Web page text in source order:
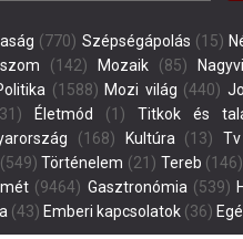
(770) Szépségápolás (15)
(142) Mozaik (85)
(1588) Mozi világ (440)
Életmód (1) Titkok és
(168) Kultúra (13)
(549) Történelem (21) Tereb (146)
(9464) Gasztronómia (539)
(43) Emberi kapcsolatok (36)